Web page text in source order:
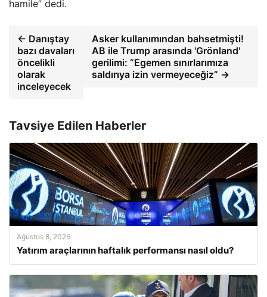
hamile” dedi.
← Danıştay
bazı davaları
öncelikli
olarak
inceleyecek
Asker kullanımından bahsetmişti!
AB ile Trump arasında 'Grönland'
gerilimi: “Egemen sınırlarımıza
saldırıya izin vermeyeceğiz” →
Tavsiye Edilen Haberler
Ağustos 8, 2026
Yatırım araçlarının haftalık performansı nasıl oldu?